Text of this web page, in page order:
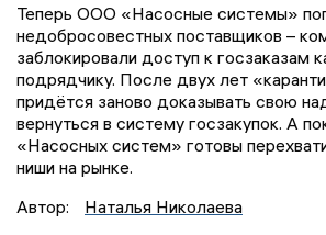
Теперь ООО «Насосные системы»
недобросовестных поставщиков –
заблокировали доступ к госзаказам
подрядчику. После двух лет
придётся заново доказывать свою
вернуться в систему госзакупок. А
«Насосных систем» готовы
ниши на рынке.
Автор:
Наталья Николаева